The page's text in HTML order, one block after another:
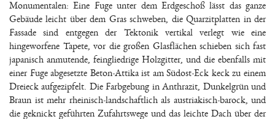
Monumentalen: Eine Fuge unter dem Erdgeschoß lässt das ganze
Gebäude leicht über dem Gras schweben, die Quarzitplatten in der
Fassade sind entgegen der Tektonik vertikal verlegt wie eine
hingeworfene Tapete, vor die großen Glasflächen schieben sich fast
japanisch anmutende, feingliedrige Holzgitter, und die ebenfalls mit
einer Fuge abgesetzte Beton-Attika ist am Südost-Eck keck zu einem
Dreieck aufgezipfelt. Die Farbgebung in Anthrazit, Dunkelgrün und
Braun ist mehr rheinisch-landschaftlich als austriakisch-barock, und
die geknickt geführten Zufahrtswege und das leichte Dach über der